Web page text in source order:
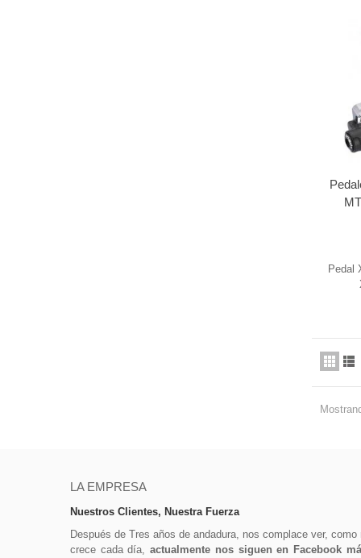
Pedal
LA EMPRESA
Nuestros Clientes, Nuestra Fuerza
Después de Tres años de andadura, nos complace ver,
crece cada día,actualmente nos siguen en Facebook